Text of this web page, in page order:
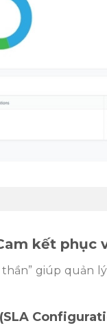
kết phục
thần” giúp